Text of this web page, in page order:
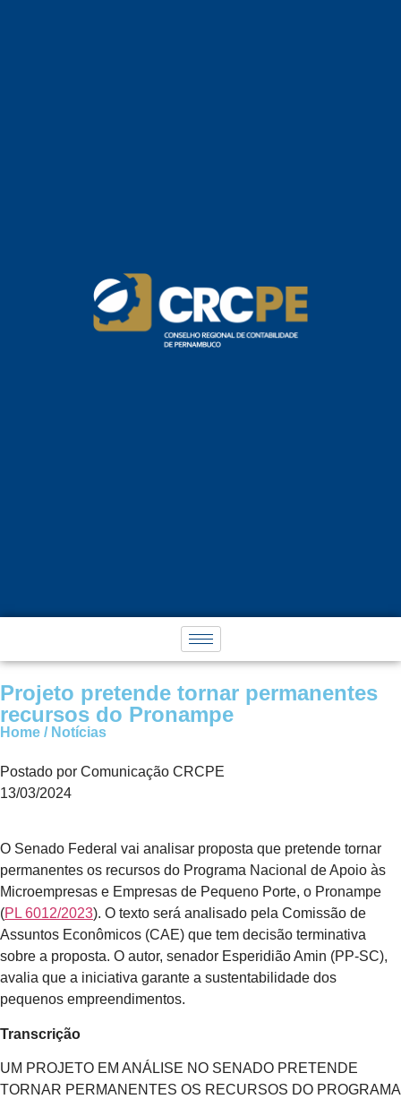
Projeto pretende tornar permanentes
recursos do Pronampe
Home / Notícias
Postado por Comunicação CRCPE
13/03/2024
O Senado Federal vai analisar proposta que pretende tornar
permanentes os recursos do Programa Nacional de Apoio às
Microempresas e Empresas de Pequeno Porte, o Pronampe
(PL 6012/2023). O texto será analisado pela Comissão de
Assuntos Econômicos (CAE) que tem decisão terminativa
sobre a proposta. O autor, senador Esperidião Amin (PP-SC),
avalia que a iniciativa garante a sustentabilidade dos
pequenos empreendimentos.
Transcrição
UM PROJETO EM ANÁLISE NO SENADO PRETENDE
TORNAR PERMANENTES OS RECURSOS DO PROGRAMA